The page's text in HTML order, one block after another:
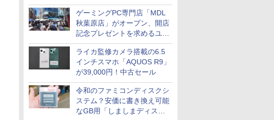
ら
ゲーミングPC専門店「MDL
秋葉原店」がオープン、開店
記念プレゼントを求めるユー
ザーが押し寄せ長蛇の列に
ライカ監修カメラ搭載の6.5
インチスマホ「AQUOS R9」
が39,000円！中古セール
令和のファミコンディスクシ
ステム？安価に書き換え可能
なGB用「しましまディスク